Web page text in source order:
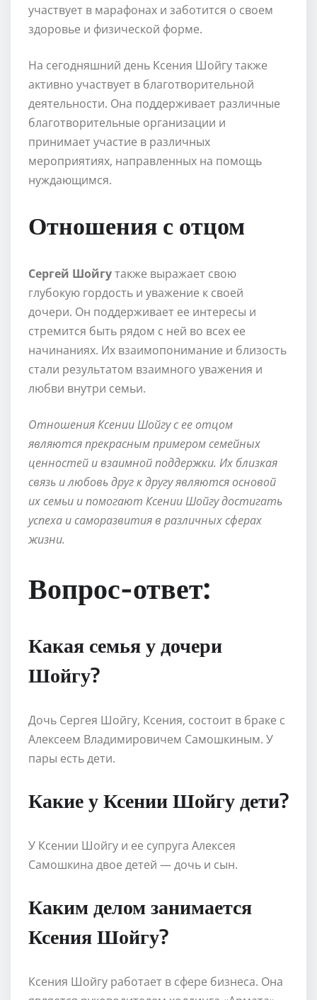
участвует в марафонах и заботится о своем
здоровье и физической форме.
На сегодняшний день Ксения Шойгу также
активно участвует в благотворительной
деятельности. Она поддерживает различные
благотворительные организации и
принимает участие в различных
мероприятиях, направленных на помощь
нуждающимся.
Отношения с отцом
Сергей Шойгутакже выражает свою
глубокую гордость и уважение к своей
дочери. Он поддерживает ее интересы и
стремится быть рядом с ней во всех ее
начинаниях. Их взаимопонимание и близость
стали результатом взаимного уважения и
любви внутри семьи.
Отношения Ксении Шойгу с ее отцом
являются прекрасным примером семейных
ценностей и взаимной поддержки. Их близкая
связь и любовь друг к другу являются основой
их семьи и помогают Ксении Шойгу достигать
успеха и саморазвития в различных сферах
жизни.
Вопрос-ответ:
Какая семья у дочери
Шойгу?
Дочь Сергея Шойгу, Ксения, состоит в браке с
Алексеем Владимировичем Самошкиным. У
пары есть дети.
Какие у Ксении Шойгу дети?
У Ксении Шойгу и ее супруга Алексея
Самошкина двое детей — дочь и сын.
Каким делом занимается
Ксения Шойгу?
Ксения Шойгу работает в сфере бизнеса. Она